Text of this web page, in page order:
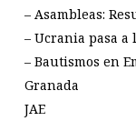
– Asambleas:
– Ucrania pasa a
– Bautismos en
Granada
JAE